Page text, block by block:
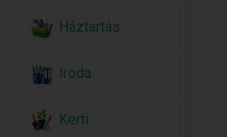
Háztartás
Iroda
Kerti